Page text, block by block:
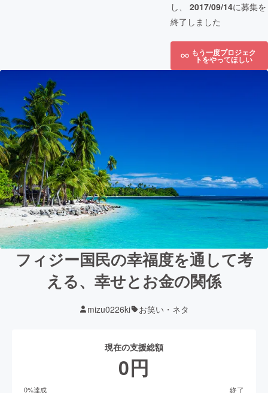
し、 2017/09/14に募集を
終了しました
もう一度プロジェク
トをやってほしい
フィジー国民の幸福度を通して考
える、幸せとお金の関係
mizu0226ki お笑い・ネタ
現在の支援総額
0円
0%達成 終了